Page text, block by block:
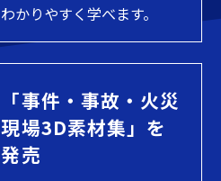
わかりやすく学べます。
「事件・事故・火災
現場3D素材集」を
発売